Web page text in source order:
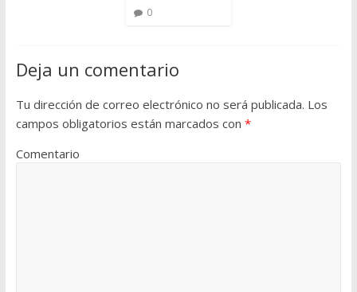
0
Deja un comentario
Tu dirección de correo electrónico no será publicada. Los
campos obligatorios están marcados con *
Comentario